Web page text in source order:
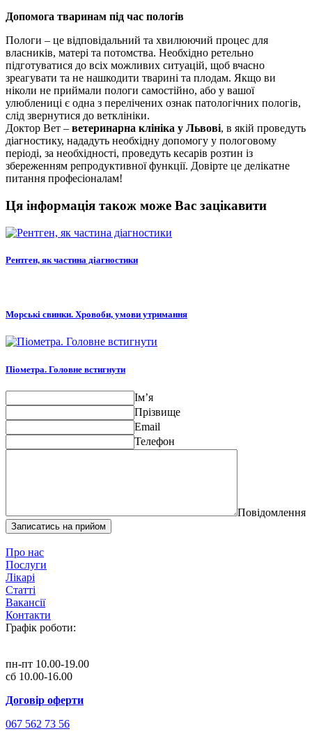
Допомога тваринам під час пологів
Пологи – це відповідальний та хвилюючий процес для
власників, матері та потомства. Необхідно ретельно
підготуватися до всіх можливих ситуацій, щоб вчасно
зреагувати та не нашкодити тварині та плодам. Якщо ви
ніколи не приймали пологи самостійно, або у вашої
улюблениці є одна з перелічених ознак патологічних пологів,
слід звернутися до ветклініки.
Доктор Вет – ветеринарна клініка у Львові, в якій проведуть
діагностику, нададуть необхідну допомогу у пологовому
періоді, за необхідності, проведуть кесарів розтин із
збереженням репродуктивної функції. Довірте це делікатне
питання професіоналам!
Ця інформація також може Вас зацікавити
Рентген, як частина діагностики
Морські свинки. Хровоби, умови утримання
Піометра. Головне встигнути
Ім’я
Прізвище
Email
Телефон
Повідомлення
Записатись на прийом
Про нас
Послуги
Лікарі
Статті
Вакансії
Контакти
Графік роботи:
пн-пт 10.00-19.00
сб 10.00-16.00
Договір оферти
067 562 73 56